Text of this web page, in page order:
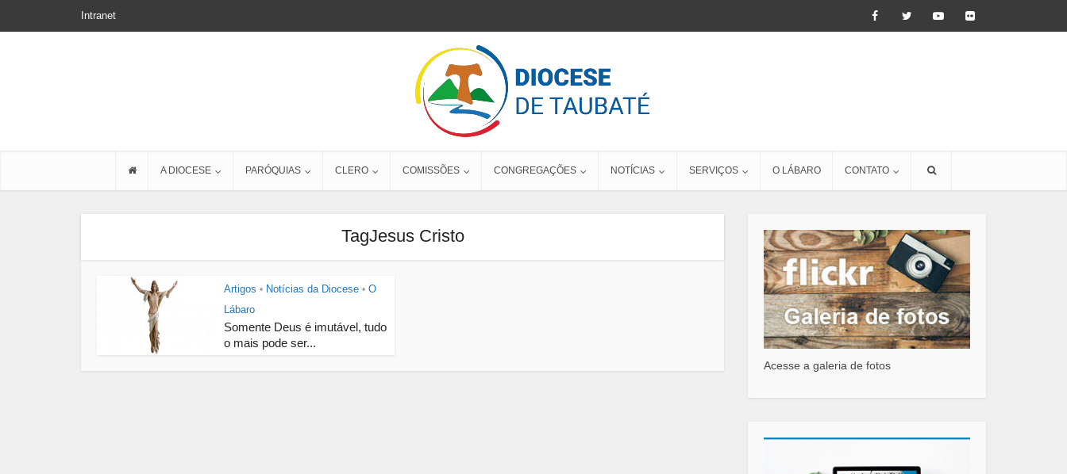
Intranet
A DIOCESE PARÓQUIAS CLERO COMISSÕES CONGREGAÇÕES NOTÍCIAS SERVIÇOS O LÁBARO CONTATO
TagJesus Cristo
Artigos • Notícias da Diocese • O
Lábaro
Somente Deus é imutável, tudo
o mais pode ser...
Acesse a galeria de fotos